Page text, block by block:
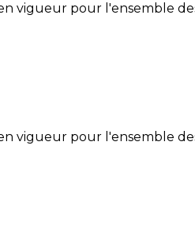
vigueur pour l'ensemble
vigueur pour l'ensemble